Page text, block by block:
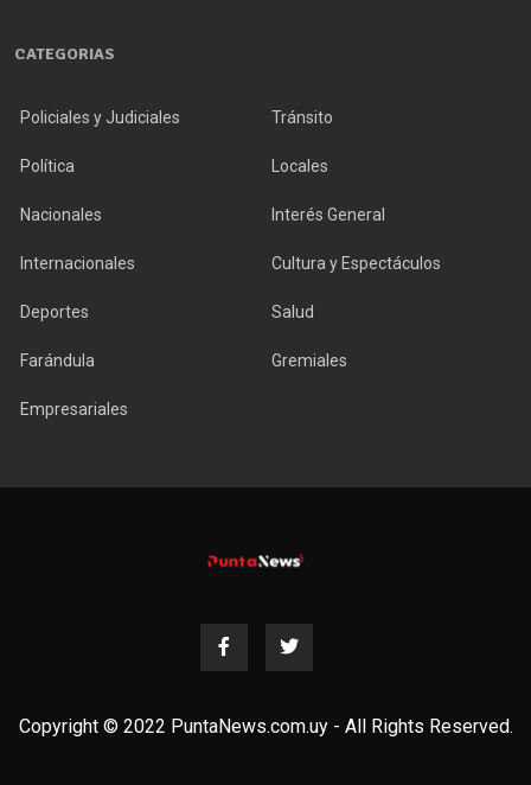
CATEGORIAS
Policiales y Judiciales Tránsito
Política Locales
Nacionales Interés General
Internacionales Cultura y Espectáculos
Deportes Salud
Farándula Gremiales
Empresariales
Copyright © 2022 PuntaNews.com.uy - All Rights Reserved.